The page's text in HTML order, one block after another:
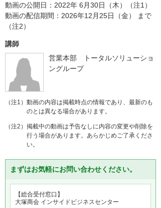
動画の公開日：2022年 6月30日（木）（注1）
動画の配信期間：2026年12月25日（金） まで
（注2）
講師
営業本部 トータルソリューショ
ングループ
（注1）動画の内容は掲載時点の情報であり、最新のも
のとは異なる場合があります。
（注2）掲載中の動画は予告なしに内容の変更や削除を
行う場合があります。あらかじめご了承くださ
い。
まずはお気軽にお問い合わせください。
【総合受付窓口】
大塚商会 インサイドビジネスセンター